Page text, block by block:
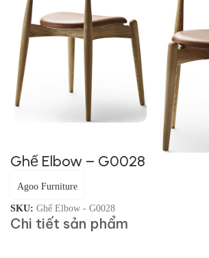
Ghế Elbow – G0028
Agoo Furniture
SKU: Ghế Elbow - G0028
Chi tiết sản phẩm